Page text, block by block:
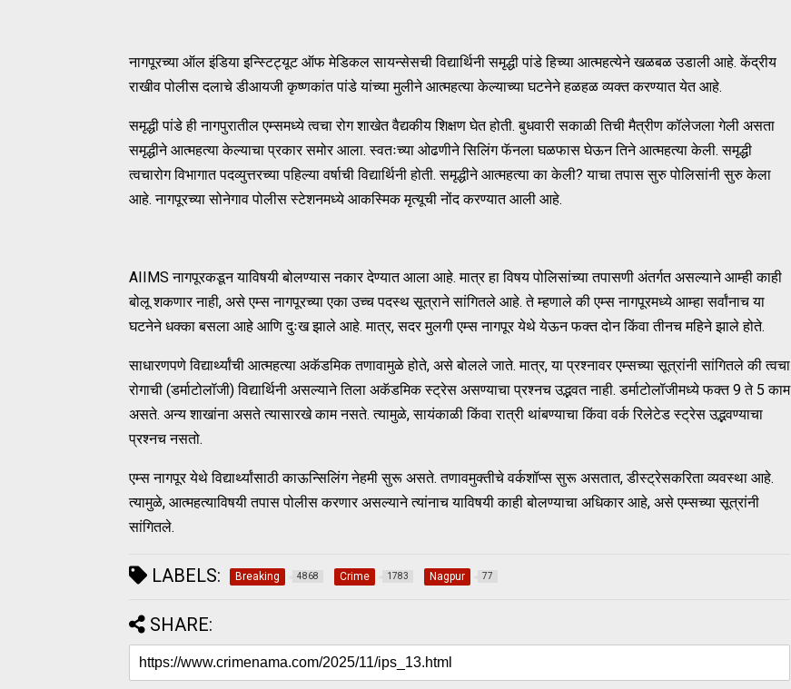
नागपूरच्या ऑल इंडिया इन्स्टिट्यूट ऑफ मेडिकल सायन्सेसची विद्यार्थिनी समृद्धी पांडे हिच्या आत्महत्येने खळबळ उडाली आहे. केंद्रीय
राखीव पोलीस दलाचे डीआयजी कृष्णकांत पांडे यांच्या मुलीने आत्महत्या केल्याच्या घटनेने हळहळ व्यक्त करण्यात येत आहे.
समृद्धी पांडे ही नागपुरातील एम्समध्ये त्वचा रोग शाखेत वैद्यकीय शिक्षण घेत होती. बुधवारी सकाळी तिची मैत्रीण कॉलेजला गेली असता
समृद्धीने आत्महत्या केल्याचा प्रकार समोर आला. स्वतःच्या ओढणीने सिलिंग फॅनला घळफास घेऊन तिने आत्महत्या केली. समृद्धी
त्वचारोग विभागात पदव्युत्तरच्या पहिल्या वर्षाची विद्यार्थिनी होती. समृद्धीने आत्महत्या का केली? याचा तपास सुरु पोलिसांनी सुरु केला
आहे. नागपूरच्या सोनेगाव पोलीस स्टेशनमध्ये आकस्मिक मृत्यूची नोंद करण्यात आली आहे.
AIIMS नागपूरकडून याविषयी बोलण्यास नकार देण्यात आला आहे. मात्र हा विषय पोलिसांच्या तपासणी अंतर्गत असल्याने आम्ही काही
बोलू शकणार नाही, असे एम्स नागपूरच्या एका उच्च पदस्थ सूत्राने सांगितले आहे. ते म्हणाले की एम्स नागपूरमध्ये आम्हा सर्वांनाच या
घटनेने धक्का बसला आहे आणि दुःख झाले आहे. मात्र, सदर मुलगी एम्स नागपूर येथे येऊन फक्त दोन किंवा तीनच महिने झाले होते.
साधारणपणे विद्यार्थ्यांची आत्महत्या अकॅडमिक तणावामुळे होते, असे बोलले जाते. मात्र, या प्रश्नावर एम्सच्या सूत्रांनी सांगितले की त्वचा
रोगाची (डर्माटोलॉजी) विद्यार्थिनी असल्याने तिला अकॅडमिक स्ट्रेस असण्याचा प्रश्नच उद्भवत नाही. डर्माटोलॉजीमध्ये फक्त 9 ते 5 काम
असते. अन्य शाखांना असते त्यासारखे काम नसते. त्यामुळे, सायंकाळी किंवा रात्री थांबण्याचा किंवा वर्क रिलेटेड स्ट्रेस उद्भवण्याचा
प्रश्नच नसतो.
एम्स नागपूर येथे विद्यार्थ्यांसाठी काऊन्सिलिंग नेहमी सुरू असते. तणावमुक्तीचे वर्कशॉप्स सुरू असतात, डीस्ट्रेसकरिता व्यवस्था आहे.
त्यामुळे, आत्महत्याविषयी तपास पोलीस करणार असल्याने त्यांनाच याविषयी काही बोलण्याचा अधिकार आहे, असे एम्सच्या सूत्रांनी
सांगितले.
LABELS: Breaking 4868 Crime 1783 Nagpur 77
SHARE: